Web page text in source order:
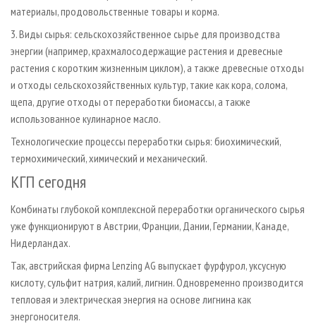
материалы, продовольственные товары и корма.
3. Виды сырья: сельскохозяйственное сырье для производства
энергии (например, крахмалосодержащие растения и древесные
растения с коротким жизненным циклом), а также древесные отходы
и отходы сельскохозяйственных культур, такие как кора, солома,
щепа, другие отходы от переработки биомассы, а также
использованное кулинарное масло.
Технологические процессы переработки сырья: биохимический,
термохимический, химический и механический.
КГП сегодня
Комбинаты глубокой комплексной переработки органического сырья
уже функционируют в Австрии, Франции, Дании, Германии, Канаде,
Нидерландах.
Так, австрийская фирма Lenzing AG выпускает фурфурол, уксусную
кислоту, сульфит натрия, калий, лигнин. Одновременно производится
тепловая и электрическая энергия на основе лигнина как
энергоносителя.